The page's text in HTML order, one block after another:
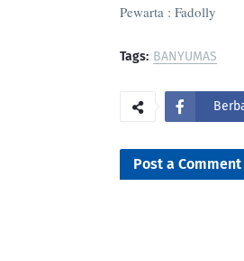
Pewarta : Fadolly
Tags: BANYUMAS
Post a Comment